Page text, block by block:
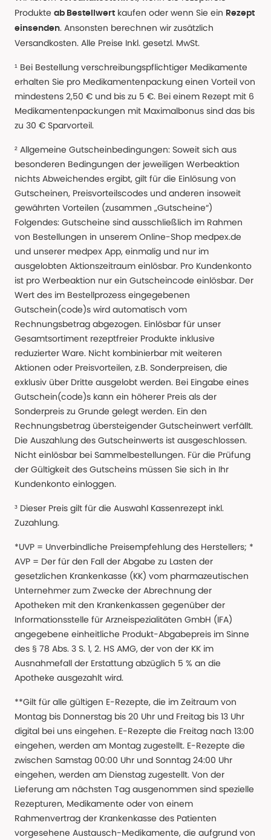
Produkte ab Bestellwert kaufen oder wenn Sie ein Rezept
einsenden. Ansonsten berechnen wir zusätzlich
Versandkosten. Alle Preise Inkl. gesetzl. MwSt.
¹ Bei Bestellung verschreibungspflichtiger Medikamente
erhalten Sie pro Medikamentenpackung einen Vorteil von
mindestens 2,50 € und bis zu 5 €. Bei einem Rezept mit 6
Medikamentenpackungen mit Maximalbonus sind das bis
zu 30 € Sparvorteil.
² Allgemeine Gutscheinbedingungen: Soweit sich aus
besonderen Bedingungen der jeweiligen Werbeaktion
nichts Abweichendes ergibt, gilt für die Einlösung von
Gutscheinen, Preisvorteilscodes und anderen insoweit
gewährten Vorteilen (zusammen „Gutscheine“)
Folgendes: Gutscheine sind ausschließlich im Rahmen
von Bestellungen in unserem Online-Shop medpex.de
und unserer medpex App, einmalig und nur im
ausgelobten Aktionszeitraum einlösbar. Pro Kundenkonto
ist pro Werbeaktion nur ein Gutscheincode einlösbar. Der
Wert des im Bestellprozess eingegebenen
Gutschein(code)s wird automatisch vom
Rechnungsbetrag abgezogen. Einlösbar für unser
Gesamtsortiment rezeptfreier Produkte inklusive
reduzierter Ware. Nicht kombinierbar mit weiteren
Aktionen oder Preisvorteilen, z.B. Sonderpreisen, die
exklusiv über Dritte ausgelobt werden. Bei Eingabe eines
Gutschein(code)s kann ein höherer Preis als der
Sonderpreis zu Grunde gelegt werden. Ein den
Rechnungsbetrag übersteigender Gutscheinwert verfällt.
Die Auszahlung des Gutscheinwerts ist ausgeschlossen.
Nicht einlösbar bei Sammelbestellungen. Für die Prüfung
der Gültigkeit des Gutscheins müssen Sie sich in Ihr
Kundenkonto einloggen.
³ Dieser Preis gilt für die Auswahl Kassenrezept inkl.
Zuzahlung.
*UVP = Unverbindliche Preisempfehlung des Herstellers; *
AVP = Der für den Fall der Abgabe zu Lasten der
gesetzlichen Krankenkasse (KK) vom pharmazeutischen
Unternehmer zum Zwecke der Abrechnung der
Apotheken mit den Krankenkassen gegenüber der
Informationsstelle für Arzneispezialitäten GmbH (IFA)
angegebene einheitliche Produkt-Abgabepreis im Sinne
des § 78 Abs. 3 S. 1, 2. HS AMG, der von der KK im
Ausnahmefall der Erstattung abzüglich 5 % an die
Apotheke ausgezahlt wird.
**Gilt für alle gültigen E-Rezepte, die im Zeitraum von
Montag bis Donnerstag bis 20 Uhr und Freitag bis 13 Uhr
digital bei uns eingehen. E-Rezepte die Freitag nach 13:00
eingehen, werden am Montag zugestellt. E-Rezepte die
zwischen Samstag 00:00 Uhr und Sonntag 24:00 Uhr
eingehen, werden am Dienstag zugestellt. Von der
Lieferung am nächsten Tag ausgenommen sind spezielle
Rezepturen, Medikamente oder von einem
Rahmenvertrag der Krankenkasse des Patienten
vorgesehene Austausch-Medikamente, die aufgrund von